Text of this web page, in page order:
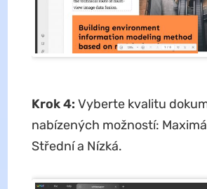
Krok 4: Vyberte kvalitu
nabízených možností:
Střední a Nízká.